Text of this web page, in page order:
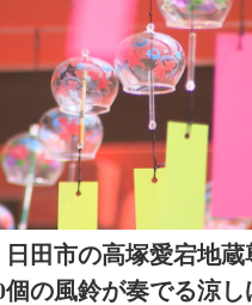
田市の高塚愛宕地蔵
の風鈴が奏でる涼し